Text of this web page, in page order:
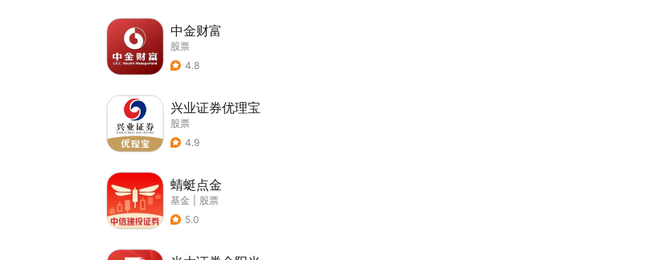
中金财富
股票
4.8
兴业证券优理宝
股票
4.9
蜻蜓点金
基金
股票
5.0